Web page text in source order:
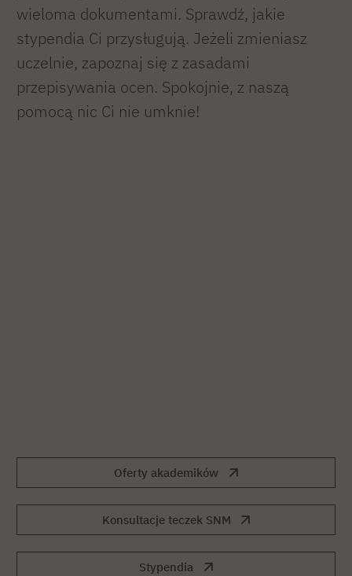
wieloma dokumentami. Sprawdź, jakie
stypendia Ci przysługują. Jeżeli zmieniasz
uczelnie, zapoznaj się z zasadami
przepisywania ocen. Spokojnie, z naszą
pomocą nic Ci nie umknie!
Oferty akademików
Konsultacje teczek SNM
Stypendia